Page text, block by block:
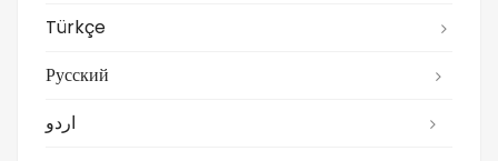
Türkçe
Русский
اردو